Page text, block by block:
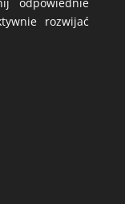
rozwijać